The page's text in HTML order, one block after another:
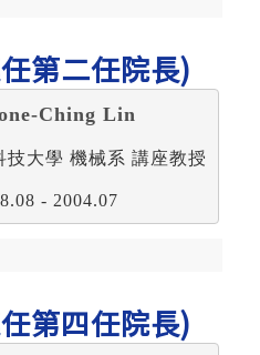
第二任院長)
Ching Lin
技大學 機械系 講座教授
- 2004.07
第四任院長)